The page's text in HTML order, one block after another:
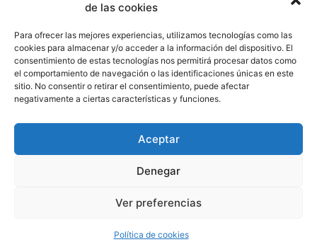
de las cookies
Para ofrecer las mejores experiencias, utilizamos tecnologías como las
cookies para almacenar y/o acceder a la información del dispositivo. El
consentimiento de estas tecnologías nos permitirá procesar datos como
el comportamiento de navegación o las identificaciones únicas en este
sitio. No consentir o retirar el consentimiento, puede afectar
negativamente a ciertas características y funciones.
Aceptar
Denegar
Ver preferencias
Política de cookies
CONTACTA CON NOSOTROS
© 2026 Todos los derechos reservados. Culturamanía